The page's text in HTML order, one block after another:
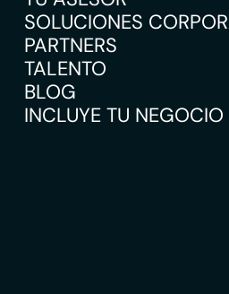
SOLUCIONES
PARTNERS
TALENTO
BLOG
INCLUYE TU NEGOCIO